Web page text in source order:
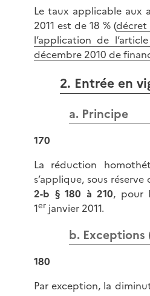
Le taux applicable aux
2011 est de 18 % (décret
l’application de
décembre 2010 de
2. Entrée en
a. Principe
170
La réduction
s’applique, sous
2-b § 180 à 210, pour
1er janvier 2011.
b.
180
Par exception, la